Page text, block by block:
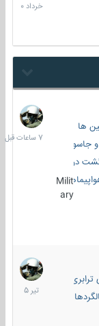
1400
Milit
ary
7
ساعات
قبل
22
تیر
1405